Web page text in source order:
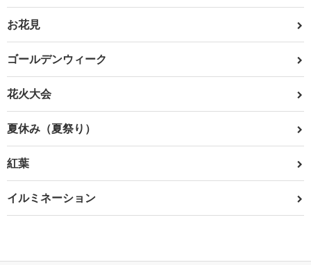
お花見
ゴールデンウィーク
花火大会
夏休み（夏祭り）
紅葉
イルミネーション